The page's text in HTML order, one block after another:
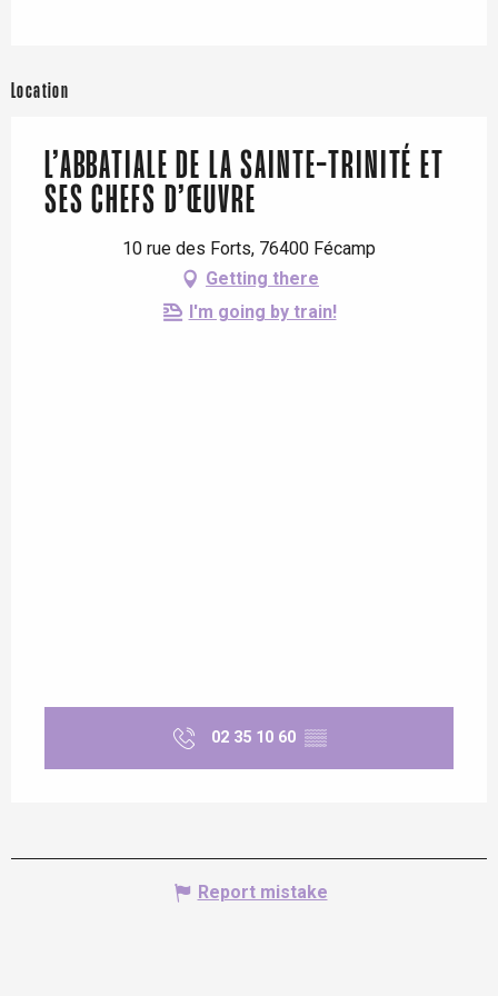
Location
L’ABBATIALE DE LA SAINTE-TRINITÉ ET
SES CHEFS D’ŒUVRE
10 rue des Forts, 76400 Fécamp
Getting there
I'm going by train!
02 35 10 60 ▒▒
Report mistake